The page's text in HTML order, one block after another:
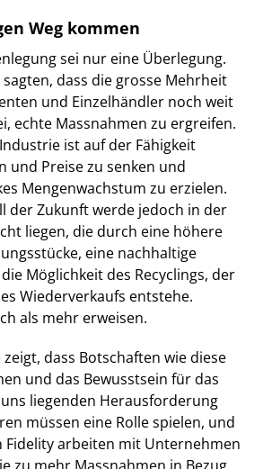
Weg kommen
sei nur eine Überlegung.
dass die grosse Mehrheit
und Einzelhändler noch weit
echte Massnahmen zu ergreifen.
ist auf der Fähigkeit
und Preise zu senken und
Mengenwachstum zu erzielen.
der Zukunft werde jedoch in der
liegen, die durch eine höhere
eine nachhaltige
Möglichkeit des Recyclings, der
Wiederverkaufs entstehe.
als mehr erweisen.
dass Botschaften wie diese
und das Bewusstsein für das
liegenden Herausforderung
müssen eine Rolle spielen, und
Fidelity arbeiten mit Unternehmen